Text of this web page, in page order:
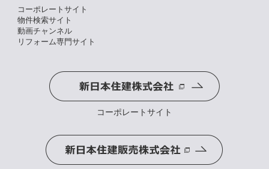
コーポレートサイト
物件検索サイト
動画チャンネル
リフォーム専門サイト
コーポレートサイト